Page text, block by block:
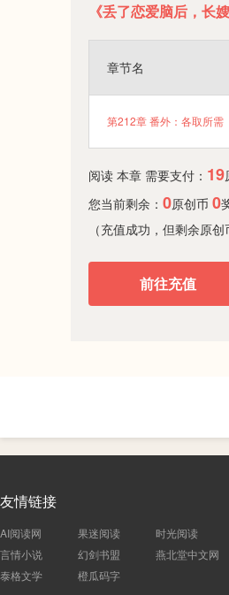
《丢了恋爱脑后，长
章节名
第212章 番外：各取所需
阅读 本章 需要支付： 19
您当前剩余： 0原创币 0
（充值成功，但剩余原
前往充值
友情链接
AI阅读网 果迷阅读 时光阅读
言情小说
幻剑书盟 燕北堂中文网
泰格文学
橙瓜码字